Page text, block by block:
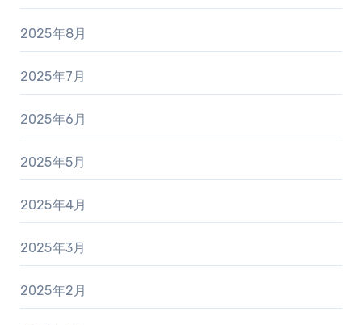
2025年8月
2025年7月
2025年6月
2025年5月
2025年4月
2025年3月
2025年2月